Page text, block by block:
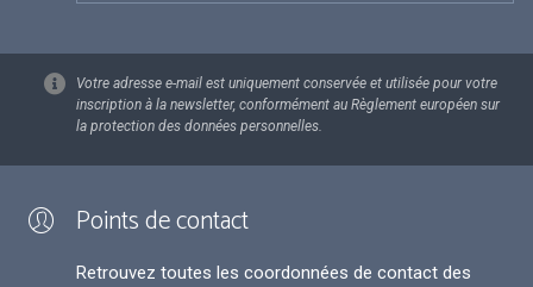
Votre adresse e-mail est uniquement conservée et utilisée pour votre
inscription à la newsletter, conformément au Règlement européen sur
la protection des données personnelles.
Points de contact
Retrouvez toutes les coordonnées de contact des